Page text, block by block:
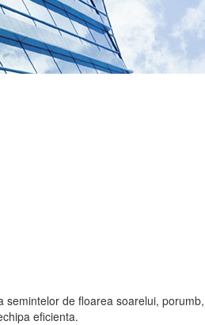
de floarea soarelui,
eficienta.